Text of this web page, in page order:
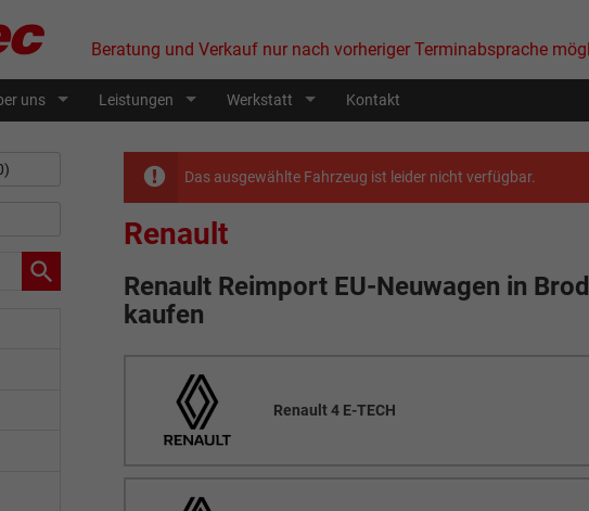
Beratung und Verkauf nur nach vorheriger Terminabsprache
uns Leistungen Werkstatt Kontakt
Das ausgewählte Fahrzeug ist leider nicht verfügbar.
Renault
Renault Reimport EU-Neuwagen in
kaufen
Renault 4 E-TECH
)